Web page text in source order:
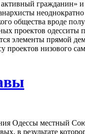
гражданин»
общества вроде
проектов одесситы
элементы прямой
низового
Одессы местный
в результате